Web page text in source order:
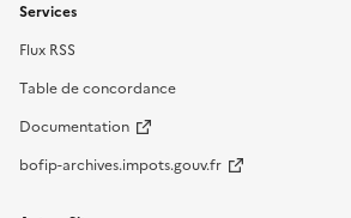
Services
Flux RSS
Table de concordance
Documentation
bofip-archives.impots.gouv.fr